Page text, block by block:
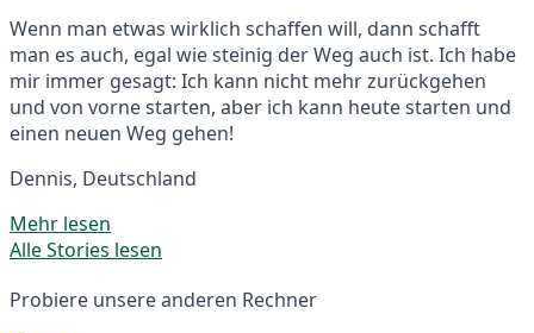
Wenn man etwas wirklich schaffen will, dann schafft
man es auch, egal wie steinig der Weg auch ist. Ich habe
mir immer gesagt: Ich kann nicht mehr zurückgehen
und von vorne starten, aber ich kann heute starten und
einen neuen Weg gehen!
Dennis, Deutschland
Mehr lesen
Alle Stories lesen
Probiere unsere anderen Rechner